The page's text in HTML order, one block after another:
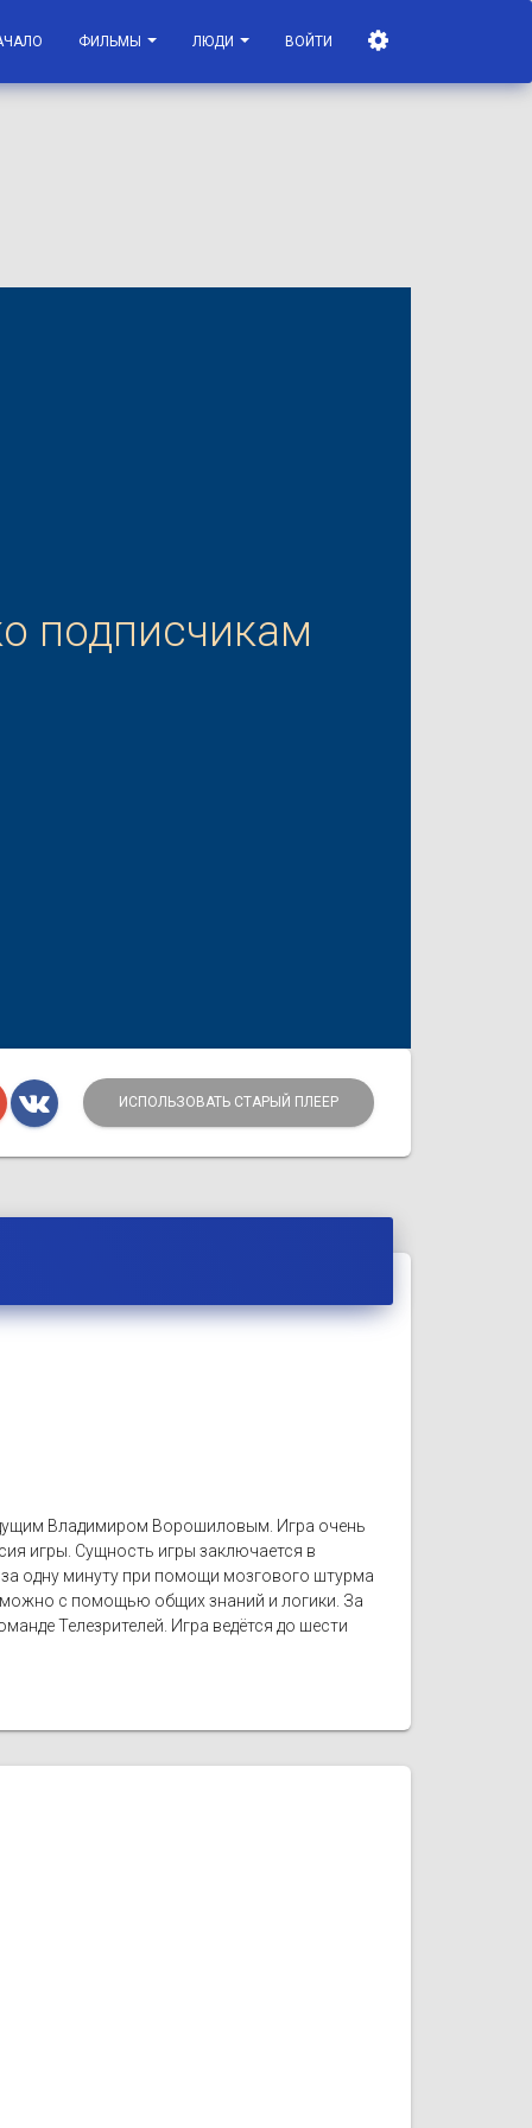
ФИЛЬМЫ ЛЮДИ ВОЙТИ
подписчикам
ИСПОЛЬЗОВАТЬ СТАРЫЙ ПЛЕЕР
Владимиром Ворошиловым. Игра очень
игры. Сущность игры заключается в
одну минуту при помощи мозгового штурма
можно с помощью общих знаний и логики. За
Телезрителей. Игра ведётся до шести